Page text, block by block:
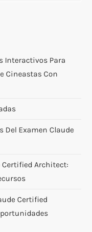
Interactivos Para
Cineastas Con
Del Examen Claude
Certified Architect:
Certified